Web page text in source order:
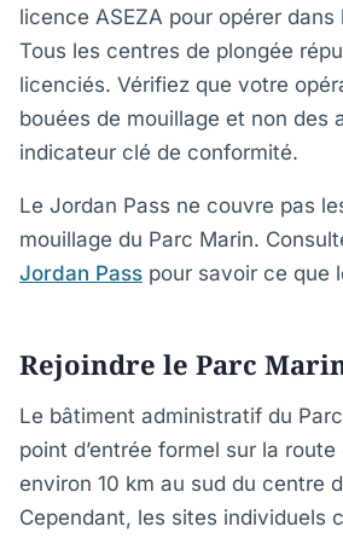
licence ASEZA pour opérer dans
Tous les centres de plongée
licenciés. Vérifiez que votre
bouées de mouillage et non des
indicateur clé de conformité.
Le Jordan Pass ne couvre pas
mouillage du Parc Marin.
Jordan Pass pour savoir ce que
Rejoindre le Parc Marin
Le bâtiment administratif du
point d’entrée formel sur la
environ 10 km au sud du centre
Cependant, les sites individuels